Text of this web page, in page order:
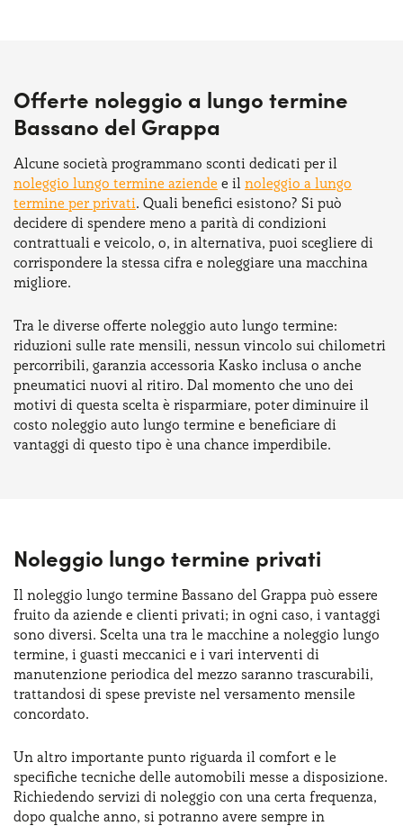
Offerte noleggio a lungo termine
Bassano del Grappa
Alcune società programmano sconti dedicati per il
noleggio lungo termine aziende e il noleggio a lungo
termine per privati. Quali benefici esistono? Si può
decidere di spendere meno a parità di condizioni
contrattuali e veicolo, o, in alternativa, puoi scegliere di
corrispondere la stessa cifra e noleggiare una macchina
migliore.
Tra le diverse offerte noleggio auto lungo termine:
riduzioni sulle rate mensili, nessun vincolo sui chilometri
percorribili, garanzia accessoria Kasko inclusa o anche
pneumatici nuovi al ritiro. Dal momento che uno dei
motivi di questa scelta è risparmiare, poter diminuire il
costo noleggio auto lungo termine e beneficiare di
vantaggi di questo tipo è una chance imperdibile.
Noleggio lungo termine privati
Il noleggio lungo termine Bassano del Grappa può essere
fruito da aziende e clienti privati; in ogni caso, i vantaggi
sono diversi. Scelta una tra le macchine a noleggio lungo
termine, i guasti meccanici e i vari interventi di
manutenzione periodica del mezzo saranno trascurabili,
trattandosi di spese previste nel versamento mensile
concordato.
Un altro importante punto riguarda il comfort e le
specifiche tecniche delle automobili messe a disposizione.
Richiedendo servizi di noleggio con una certa frequenza,
dopo qualche anno, si potranno avere sempre in